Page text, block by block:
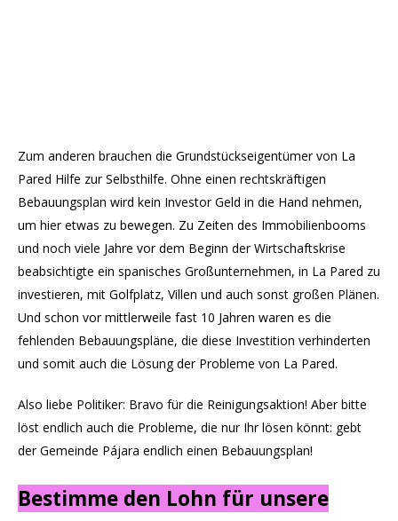
Zum anderen brauchen die Grundstückseigentümer von La
Pared Hilfe zur Selbsthilfe. Ohne einen rechtskräftigen
Bebauungsplan wird kein Investor Geld in die Hand nehmen,
um hier etwas zu bewegen. Zu Zeiten des Immobilienbooms
und noch viele Jahre vor dem Beginn der Wirtschaftskrise
beabsichtigte ein spanisches Großunternehmen, in La Pared zu
investieren, mit Golfplatz, Villen und auch sonst großen Plänen.
Und schon vor mittlerweile fast 10 Jahren waren es die
fehlenden Bebauungspläne, die diese Investition verhinderten
und somit auch die Lösung der Probleme von La Pared.
Also liebe Politiker: Bravo für die Reinigungsaktion! Aber bitte
löst endlich auch die Probleme, die nur Ihr lösen könnt: gebt
der Gemeinde Pájara endlich einen Bebauungsplan!
Bestimme den Lohn für unsere